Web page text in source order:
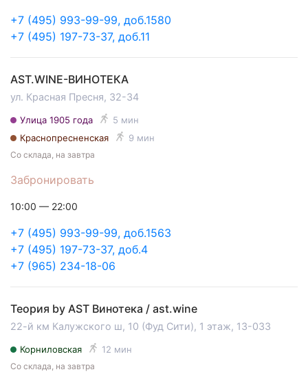
+7 (495) 993-99-99, доб.1580
+7 (495) 197-73-37, доб.11
AST.WINE-ВИНОТЕКА
ул. Красная Пресня, 32-34
Улица 1905 года
5 мин
Краснопресненская
9 мин
Забронировать
Со склада, на завтра
+7 (495) 993-99-99, доб.1563
+7 (495) 197-73-37, доб.4
+7 (965) 234-18-06
10:00 — 22:00
Теория by AST Винотека / ast.wine
22-й км Калужского ш, 10 (Фуд Сити), 1 этаж, 13-033
Корниловская 12 мин
Со склада, на завтра